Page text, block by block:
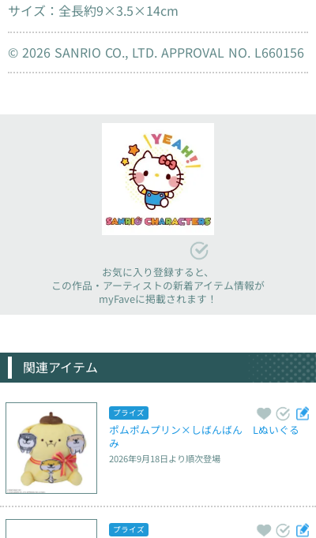
サイズ：全長約9×3.5×14cm
© 2026 SANRIO CO., LTD. APPROVAL NO. L660156
お気に入り登録すると、
この作品・アーティストの新着アイテム情報が
myFaveに掲載されます！
関連アイテム
プライズ
ポムポムプリン×しばんばん　Lぬいぐる
み
2026年9月18日より順次登場
プライズ